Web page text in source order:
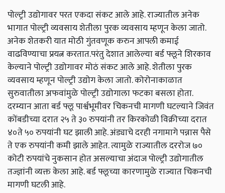
पोल्ट्री उद्योगावर परत एकदा संकट आले आहे. राज्यातील अनेक
भागात पोल्ट्री व्यवसाय शेतीला पुरक व्यवसाय म्हणून केला जातो.
अनेक शेतकरी यात मोठी गुंतवणूक करुन आपली कमाई
वाढविण्याचा प्रयत्न करतात.परंतु देशात आलेल्या बर्ड फ्लूने शिरकाव
केल्याने पोल्ट्री उद्योगावर मोठं संकट आले आहे. शेतीला पुरक
व्यवसाय म्हणून पोल्ट्री उद्योग केला जातो. कोरोनाकाळात
सुरुवातीला अफवांमुळे पोल्ट्री उद्योगाला फटका बसला होता.
दरम्यान आता बर्ड फ्लू पार्श्वभूमीवर चिकनची मागणी घटल्याने जिवंत
कोंबडीच्या दरात २५ ते ३० रुपयांनी तर किरकोळी विक्रीच्या दरात
४०ते ५० रुपयांनी घट झाली आहे. अंड्याचे दरही नगामागे पन्नास पैसे
ते एक रुपयांनी कमी झाले आहेत. त्यामुळे राज्यातील दररोज ७०
कोटी रुपयांचे नुकसान होत असल्याचा अंदाज पोल्ट्री उद्योगातील
तज्ज्ञांनी व्यक्त केला आहे. बर्ड फ्लूच्या कारणामुळे राज्यात चिकनची
मागणी घटली आहे.